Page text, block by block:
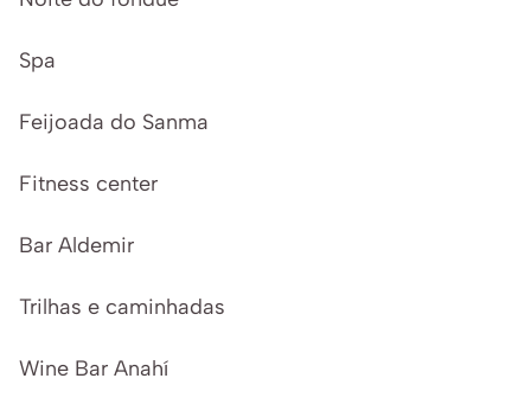
Spa
Feijoada do Sanma
Fitness center
Bar Aldemir
Trilhas e caminhadas
Wine Bar Anahí